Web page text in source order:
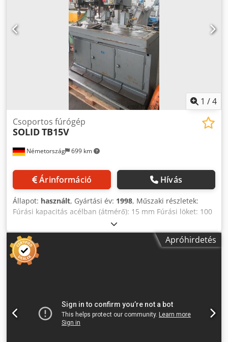
1 /4
Németország 699 km
Csoportos fúrógép
SOLIDTB15V
Árinformáció Hívás
Állapot: használt, Gyártási év: 1998, Műszaki részletek:
Fúrási kapacitás acélban (átmérő): 15 mm Fúrási löket: 100
mm Menetvágás: M16 Fúróállomások száma: 3 Fúróorsó
kúpossága: 3x MK2 Orsónyúlvány: 220 mm Orsótávolság:
335 mm Állítható fejtámasz: (függőleges) 290 kézi mm
előtolási sebesség:: kézi mm/ford. Orsó fordulatszáma::
220-1600 / 400-3200 / 800-6400 fordulat/perc Orsó/asztal
0,72 t A gép méretei kb. hosszúság x szélesség x magasság:
1,4 x 0,8 x 2,25 m hűtővízrendszerrel együtt Kézi és
lábvezérléssel történő működtetés A fúróorsók
Apróhirdetés